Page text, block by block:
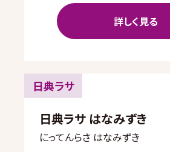
詳しく見る
日典ラサ
日典ラサ はなみずき
にってんらさ はなみずき